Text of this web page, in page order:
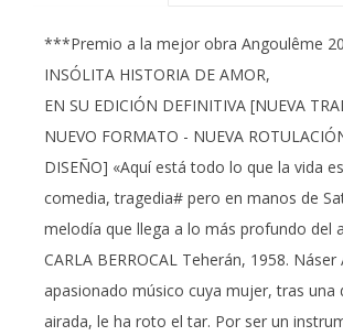
***Premio a la mejor obra Angoulême
INSÓLITA HISTORIA DE AMOR,
EN SU EDICIÓN DEFINITIVA [NUEVA
NUEVO FORMATO - NUEVA
DISEÑO] «Aquí está todo lo que la vida
comedia, tragedia# pero en manos de
melodía que llega a lo más profundo del
CARLA BERROCAL Teherán, 1958. Náser
apasionado músico cuya mujer, tras una
airada, le ha roto el tar. Por ser un